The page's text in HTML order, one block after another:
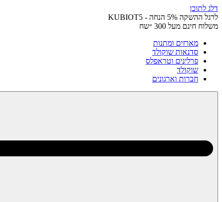
דלג לתוכן
לרגל ההשקה 5% הנחה - KUBIOT5
משלוח חינם מעל 300 ״שח
מארזים ומתנות
סדנאות שוקולד
פרלינים וטראפלס
שוקולד
חברות וארגונים